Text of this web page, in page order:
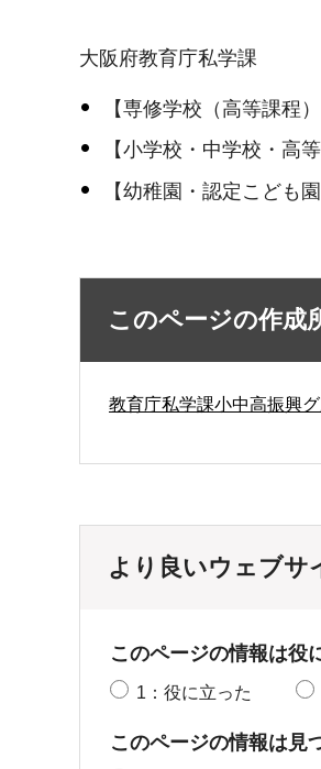
大阪府教育庁私学課
【専修学校（高等課
【小学校・中学校・
【幼稚園・認定こど
このページの作成
教育庁私学課小中高振興
より良いウェブサ
このページの情報は役
1：役に立った
このページの情報は見